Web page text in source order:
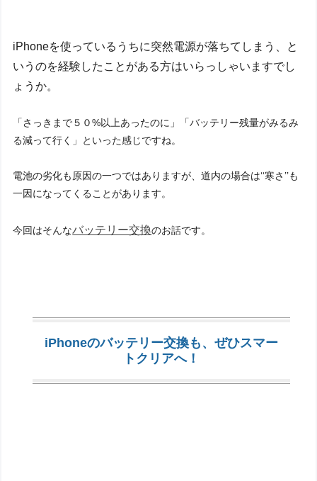
iPhoneを使っているうちに突然電源が落ちてしまう、と
いうのを経験したことがある方はいらっしゃいますでし
ょうか。
「さっきまで５０%以上あったのに」「バッテリー残量がみるみ
る減って行く」といった感じですね。
電池の劣化も原因の一つではありますが、道内の場合は‘‘寒さ’’も
一因になってくることがあります。
今回はそんなバッテリー交換のお話です。
iPhoneのバッテリー交換も、ぜひスマー
トクリアへ！